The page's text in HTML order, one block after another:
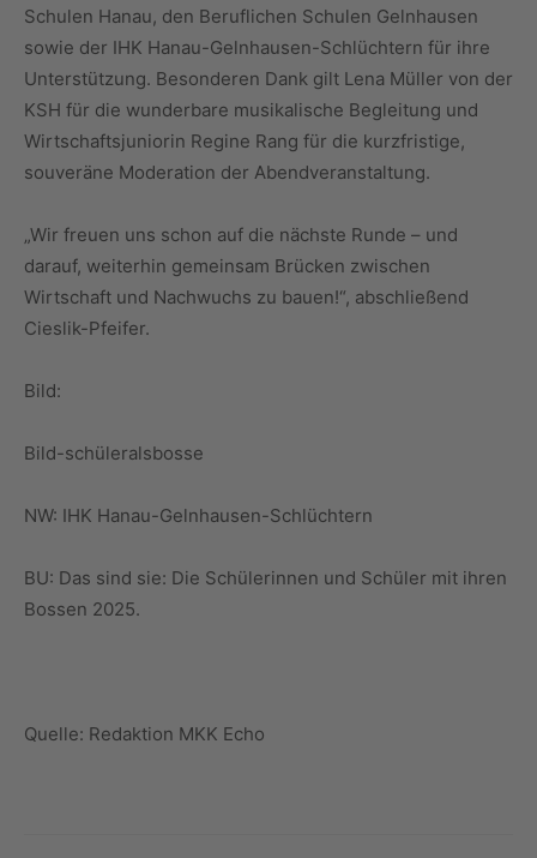
Schulen Hanau, den Beruflichen Schulen Gelnhausen
sowie der IHK Hanau-Gelnhausen-Schlüchtern für ihre
Unterstützung. Besonderen Dank gilt Lena Müller von der
KSH für die wunderbare musikalische Begleitung und
Wirtschaftsjuniorin Regine Rang für die kurzfristige,
souveräne Moderation der Abendveranstaltung.
„Wir freuen uns schon auf die nächste Runde – und
darauf, weiterhin gemeinsam Brücken zwischen
Wirtschaft und Nachwuchs zu bauen!“, abschließend
Cieslik-Pfeifer.
Bild:
Bild-schüleralsbosse
NW: IHK Hanau-Gelnhausen-Schlüchtern
BU: Das sind sie: Die Schülerinnen und Schüler mit ihren
Bossen 2025.
Quelle: Redaktion MKK Echo